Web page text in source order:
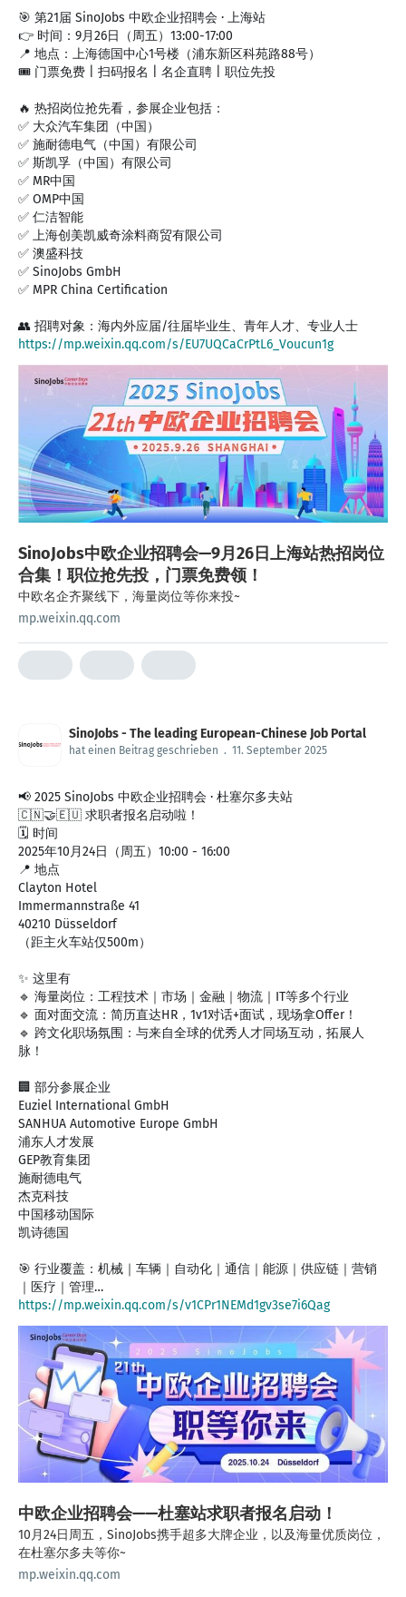
🎯 第21届 SinoJobs 中欧企业招聘会 · 上海站
👉 时间：9月26日（周五）13:00-17:00
📍 地点：上海德国中心1号楼（浦东新区科苑路88号）
🎟 门票免费 | 扫码报名 | 名企直聘 | 职位先投
🔥 热招岗位抢先看，参展企业包括：
✅ 大众汽车集团（中国）
✅ 施耐德电气（中国）有限公司
✅ 斯凯孚（中国）有限公司
✅ MR中国
✅ OMP中国
✅ 仁洁智能
✅ 上海创美凯威奇涂料商贸有限公司
✅ 澳盛科技
✅ SinoJobs GmbH
✅ MPR China Certification
https://mp.weixin.qq.com/s/EU7UQCaCrPtL6_Voucun1g
SinoJobs中欧企业招聘会—9月26日上海站热招岗位
合集！职位抢先投，门票免费领！
中欧名企齐聚线下，海量岗位等你来投~
mp.weixin.qq.com
SinoJobs - The leading European-Chinese Job Portal
hat einen Beitrag geschrieben . 11. September 2025
📢 2025 SinoJobs 中欧企业招聘会 · 杜塞尔多夫站
🇨🇳🤝🇪🇺 求职者报名启动啦！
🗓 时间
2025年10月24日（周五）10:00 - 16:00
📍 地点
Clayton Hotel
Immermannstraße 41
40210 Düsseldorf
（距主火车站仅500m）
✨ 这里有
🔹 海量岗位：工程技术｜市场｜金融｜物流｜IT等多个行业
🔹 面对面交流：简历直达HR，1v1对话+面试，现场拿Offer！
🔹 跨文化职场氛围：与来自全球的优秀人才同场互动，拓展人
脉！
🏢 部分参展企业
Euziel International GmbH
SANHUA Automotive Europe GmbH
浦东人才发展
GEP教育集团
施耐德电气
杰克科技
中国移动国际
凯诗德国
🎯 行业覆盖：机械｜车辆｜自动化｜通信｜能源｜供应链｜营销
https://mp.weixin.qq.com/s/v1CPr1NEMd1gv3se7i6Qag
中欧企业招聘会——杜塞站求职者报名启动！
10月24日周五，SinoJobs携手超多大牌企业，以及海量优质岗位，
在杜塞尔多夫等你~
mp.weixin.qq.com